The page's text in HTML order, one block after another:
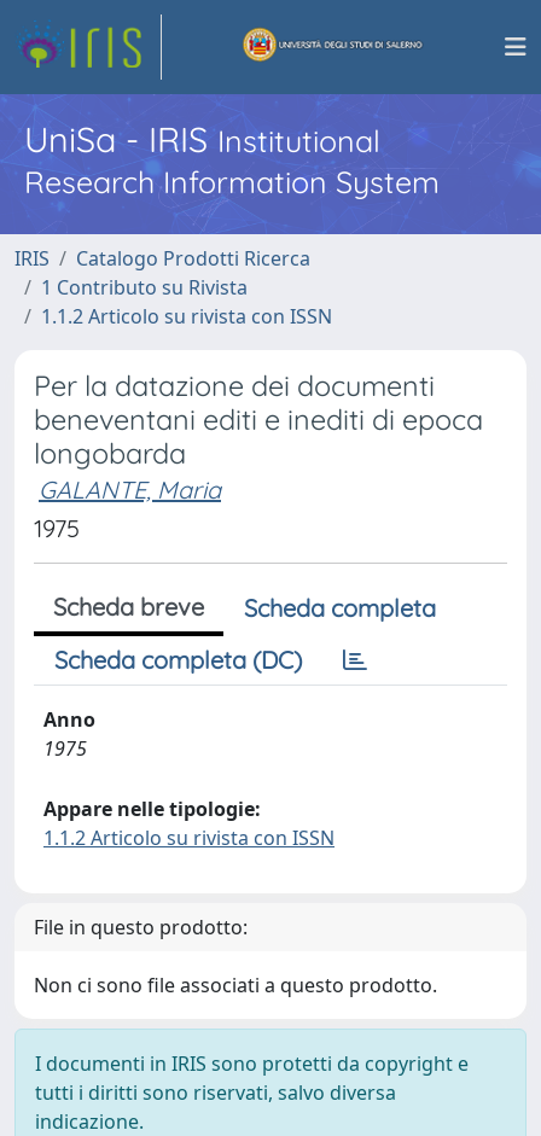
UniSa - IRISInstitutional
Research Information System
IRIS
Catalogo Prodotti Ricerca
1 Contributo su Rivista
1.1.2 Articolo su rivista con ISSN
Per la datazione dei documenti
beneventani editi e inediti di epoca
longobarda
GALANTE, Maria
1975
Scheda breve
Scheda completa
Scheda completa (DC)
Anno
1975
Appare nelle tipologie:
1.1.2 Articolo su rivista con ISSN
File in questo prodotto:
Non ci sono file associati a questo prodotto.
I documenti in IRIS sono protetti da copyright e
tutti i diritti sono riservati, salvo diversa
indicazione.